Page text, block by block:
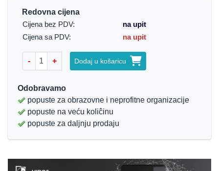
Redovna cijena
Cijena bez PDV:
na upit
Cijena sa PDV:
na upit
- + Dodaj u košaricu
Odobravamo
popuste za obrazovne i neprofitne organizacije
popuste na veću koliĉinu
popuste za daljnju prodaju